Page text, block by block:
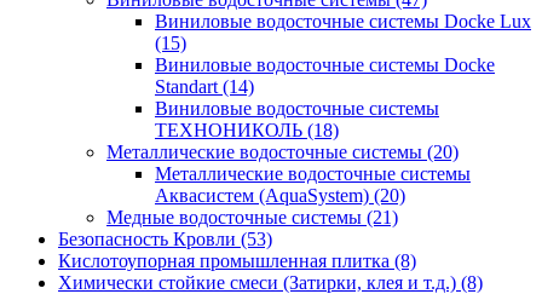
Виниловые водосточные системы Docke Lux
(15)
Виниловые водосточные системы Docke
Standart (14)
Виниловые водосточные системы
ТЕХНОНИКОЛЬ (18)
Металлические водосточные системы (20)
Металлические водосточные системы
Аквасистем (AquaSystem) (20)
Медные водосточные системы (21)
Безопасность Кровли (53)
Кислотоупорная промышленная плитка (8)
Химически стойкие смеси (Затирки, клея и т.д.) (8)